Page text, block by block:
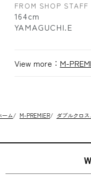
FROM SHOP STAFF
164cm
YAMAGUCHI.E
View more： M-
ーム/ M-PREMIER/ ダブルクロ